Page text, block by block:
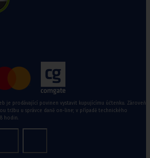
je prodávající povinen vystavit kupujícímu účtenku. Zároveň
tržbu u správce daně on-line; v případě technického
hodin.